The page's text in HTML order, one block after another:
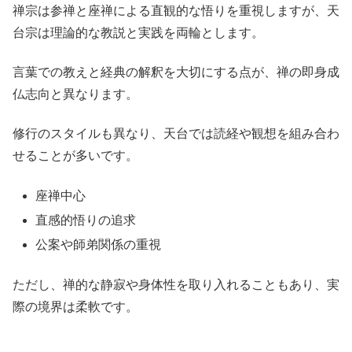
禅宗は参禅と座禅による直観的な悟りを重視しますが、天
台宗は理論的な教説と実践を両輪とします。
言葉での教えと経典の解釈を大切にする点が、禅の即身成
仏志向と異なります。
修行のスタイルも異なり、天台では読経や観想を組み合わ
せることが多いです。
座禅中心
直感的悟りの追求
公案や師弟関係の重視
ただし、禅的な静寂や身体性を取り入れることもあり、実
際の境界は柔軟です。